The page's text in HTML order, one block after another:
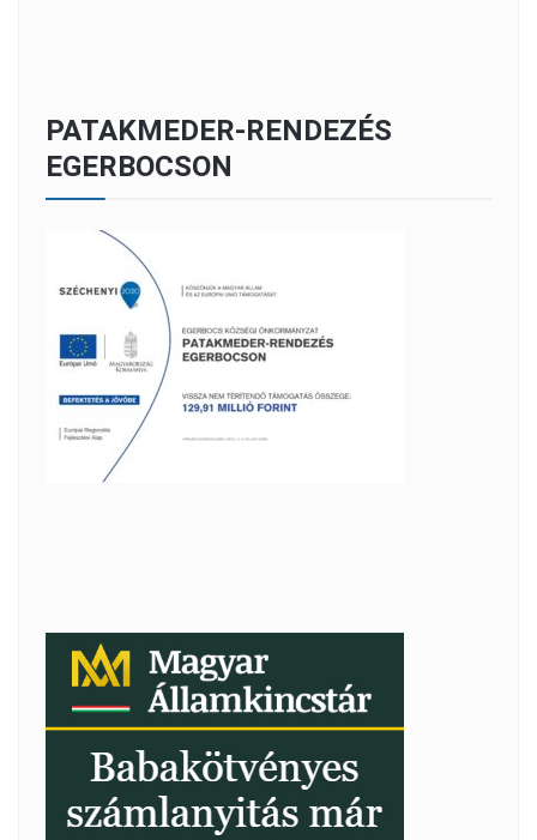
PATAKMEDER-RENDEZÉS
EGERBOCSON